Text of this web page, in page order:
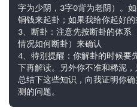
字为少阴，3字0背为老阴）。
铜钱来起卦；如果我给你起好
3、断卦：注意先按断卦的体
情况如何断卦）来确认
4、特别提醒：你解卦的时候要
下再解读。另外你不准和稀泥
总结下这些知识，向我证明你
测的问题。